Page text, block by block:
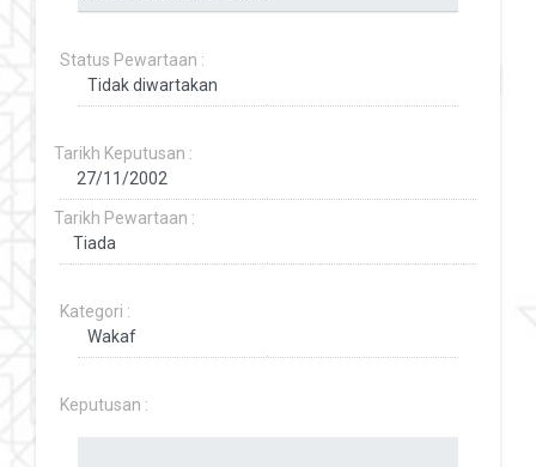
Status Pewartaan :
Tarikh Keputusan :
Tarikh Pewartaan :
Kategori :
Keputusan :